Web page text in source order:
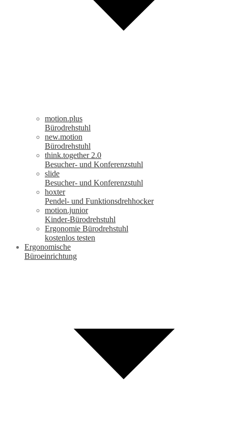
motion.plus
Bürodrehstuhl
new.motion
Bürodrehstuhl
think.together 2.0
Besucher- und Konferenzstuhl
slide
Besucher- und Konferenzstuhl
hoxter
Pendel- und Funktionsdrehhocker
motion.junior
Kinder-Bürodrehstuhl
Ergonomie Bürodrehstuhl
kostenlos testen
Ergonomische
Büroeinrichtung